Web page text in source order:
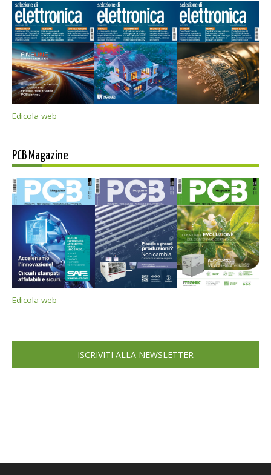
Edicola web
PCB Magazine
Edicola web
ISCRIVITI ALLA NEWSLETTER